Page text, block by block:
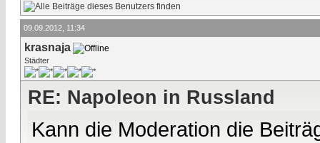
09.09.2012, 11:34
krasnaja
Städter
RE: Napoleon in Russland
Kann die Moderation die